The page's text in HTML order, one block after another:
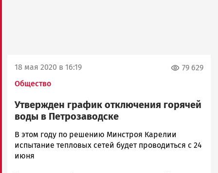
18 мая 2020 в 16:19
Общество
79 629
Утвержден график отключения горячей
воды в Петрозаводске
Юрий
Волчанский
Новости
В этом году по решению Минстроя Карелии
испытание тепловых сетей будет проводиться с 24
июня